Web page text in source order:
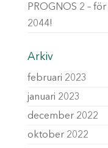
PROGNOS 2 –
2044!
Arkiv
februari 2023
januari 2023
december 2022
oktober 2022